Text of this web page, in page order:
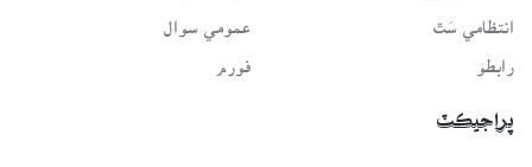
انتظامي سَٿ
رابطو
عمومي سوال
فورم
پراجيڪٽ